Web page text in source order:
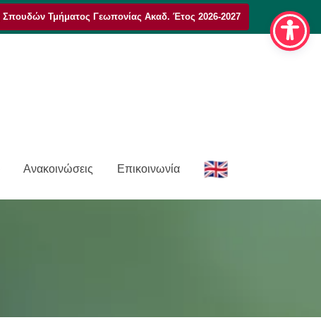
Τμήματος Γεωπονίας Ακαδ. Έτος 2026-2027
Ανακοινώσεις Επικοινωνία
E
n